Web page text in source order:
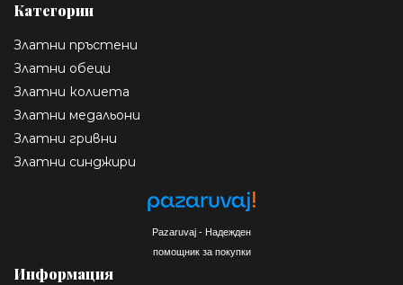
Категории
Златни пръстени
Златни обеци
Златни колиета
Златни медальони
Златни гривни
Златни синджири
Pazaruvaj - Надежден
помощник за покупки
Информация